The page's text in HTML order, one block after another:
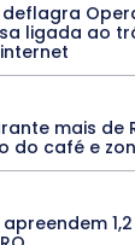
deflagra
ligada ao
mais de
do café e
apreendem